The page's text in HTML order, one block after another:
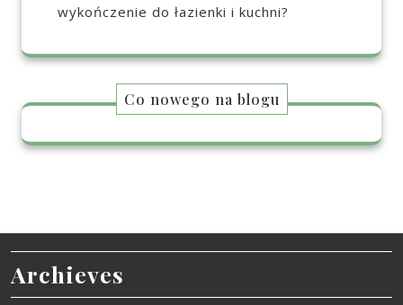
wykończenie do łazienki i kuchni?
Co nowego na blogu
Archieves